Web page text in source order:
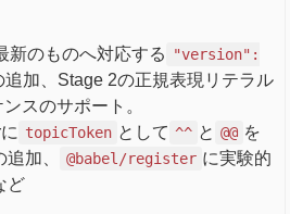
新のものへ対応する
"version":
追加、Stage 2の正規表現リテラル
スのサポート。
topicToken として ^^ と @@ を
加、
@babel/register に実験的
ど